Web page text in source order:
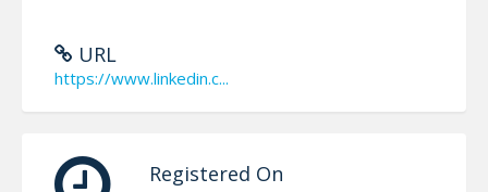
URL
https://www.linkedin.c...
Registered On